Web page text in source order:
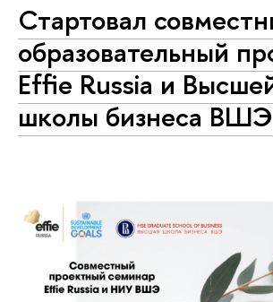
Стартовал
образовательный
Effie Russia и
школы бизнеса ВШЭ